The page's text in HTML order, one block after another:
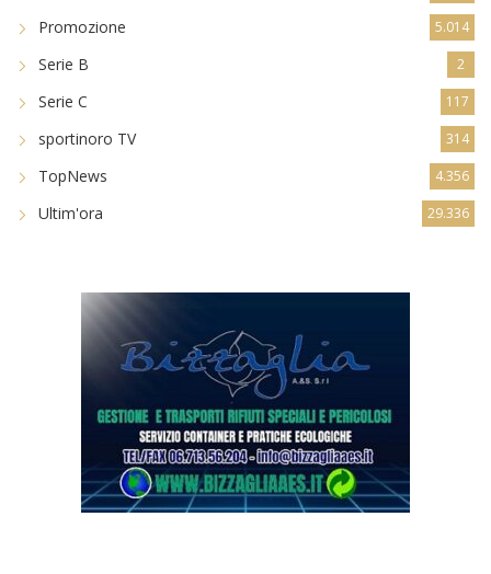
Serie C 117
sportinoro TV 314
TopNews 4.356
Ultim'ora 29.336